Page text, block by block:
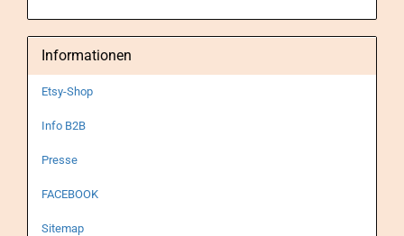
Informationen
Etsy-Shop
Info B2B
Presse
FACEBOOK
Sitemap